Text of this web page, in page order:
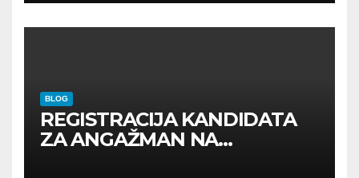
BLOG
REGISTRACIJA KANDIDATA
ZA ANGAŽMAN NA